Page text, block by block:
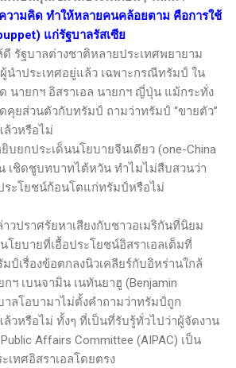
วามคิด ทำให้หลายคนคล้อยตาม คือการใช้
แก่รัฐบาลรัสเซีย
บาลต่างชาติหลายประเทศพยายาม
นำประเทศอยู่แล้ว เฉพาะกรณีทรัมป์ ใน
นายกฯ อิสราเอล นายกฯ ญี่ปุ่น แม้กระทั่ง
คุยส่วนตัวกับทรัมป์ ถามว่าทรัมป์ “ขายตัว”
ล้วหรือไม่
ยกประเด็นนโยบายจีนเดียว (one-China
เชิดชูบทบาทไต้หวัน ทำไมไม่สืบสวนว่า
ระโยชน์ก้อนโตแก่ทรัมป์หรือไม่
วปราศรัยหาเสียงกับชาวอเมริกันที่นิยม
โยบายที่เอื้อประโยชน์อิสราเอลเต็มที่
ป์เรื่องข้อตกลงนิวเคลียร์กับอิหร่านใกล้
ฯ เบนจามิน เนทันยาฮู (Benjamin
าลโอบามาไม่ตั้งคำถามว่าทรัมป์ถูก
ล้วหรือไม่ ทั้งๆ ที่เป็นที่รับรู้ทั่วไปว่าผู้จัดงาน
Affairs Committee (AIPAC) เป็น
เทศอิสราเอลโดยตรง